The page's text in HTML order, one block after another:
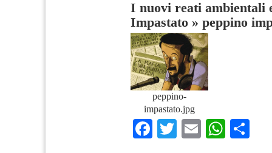
I nuovi reati ambientali
Impastato » peppino
peppino-
impastato.jpg
Facebook
TwitterEmail